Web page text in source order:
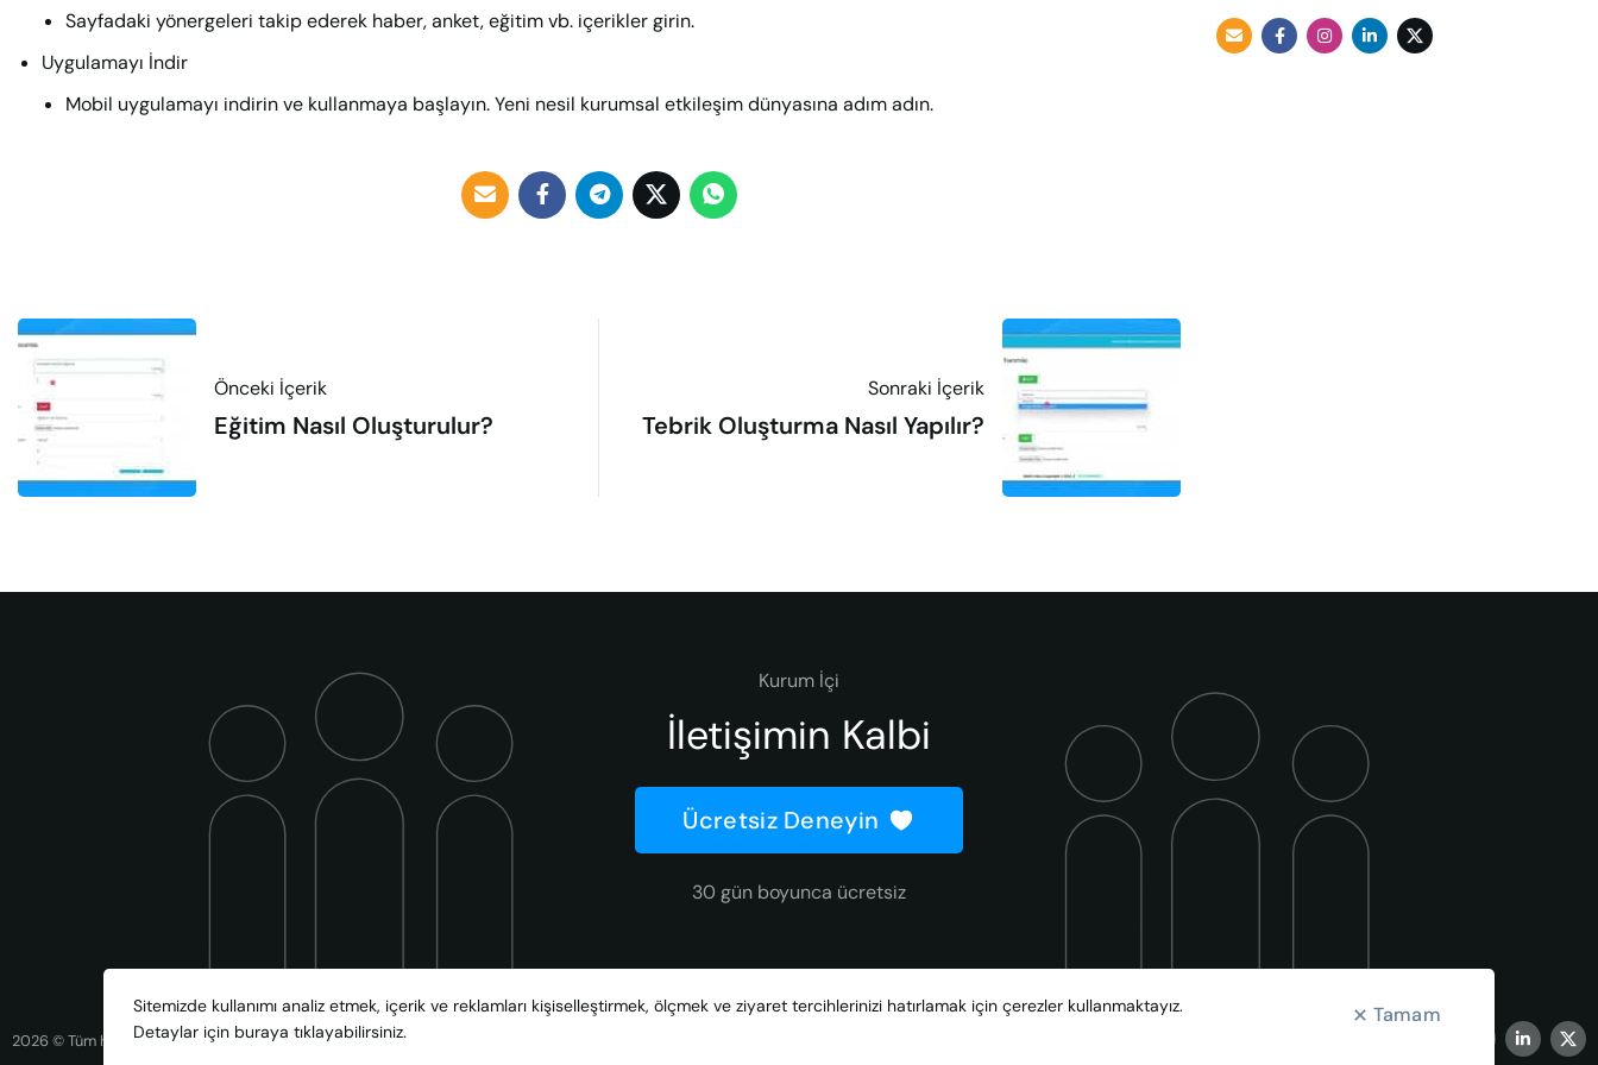
Sayfadaki yönergeleri takip ederek haber, anket, eğitim vb. içerikler girin.
Uygulamayı İndir
Mobil uygulamayı indirin ve kullanmaya başlayın. Yeni nesil kurumsal etkileşim dünyasına adım adın.
Önceki İçerik
Eğitim Nasıl Oluşturulur?
Sonraki İçerik
Tebrik Oluşturma Nasıl Yapılır?
Kurum İçi
İletişimin Kalbi
Ücretsiz Deneyin
30 gün boyunca ücretsiz
2026 © Tüm hakları saklıdır.
Sitemizde kullanımı analiz etmek, içerik ve reklamları kişiselleştirmek, ölçmek ve ziyaret tercihlerinizi hatırlamak için çerezler kullanmaktayız.
Detaylar için buraya tıklayabilirsiniz.
Tamam